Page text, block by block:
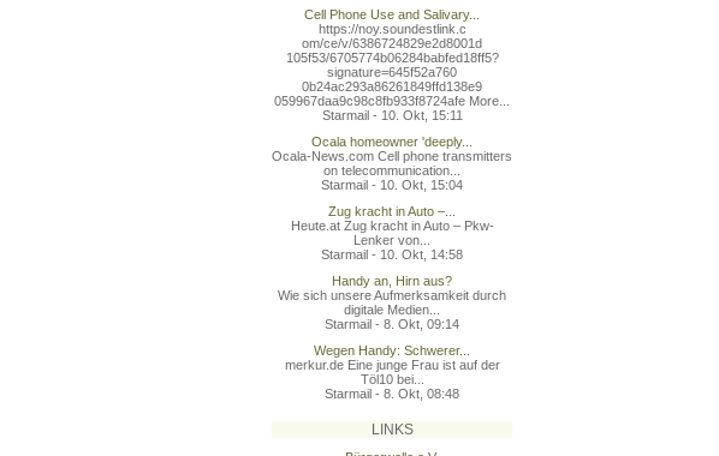
Cell Phone Use and Salivary...
https://noy.soundestlink.c
om/ce/v/6386724829e2d8001d
105f53/6705774b06284babfed18ff5?
signature=645f52a760
0b24ac293a86261849ffd138e9
059967daa9c98c8fb933f8724afe More...
Starmail - 10. Okt, 15:11
Ocala homeowner 'deeply...
Ocala-News.com Cell phone transmitters
on telecommunication...
Starmail - 10. Okt, 15:04
Zug kracht in Auto –...
Heute.at Zug kracht in Auto – Pkw-
Lenker von...
Starmail - 10. Okt, 14:58
Handy an, Hirn aus?
Wie sich unsere Aufmerksamkeit durch
digitale Medien...
Starmail - 8. Okt, 09:14
Wegen Handy: Schwerer...
merkur.de Eine junge Frau ist auf der
Töl10 bei...
Starmail - 8. Okt, 08:48
LINKS